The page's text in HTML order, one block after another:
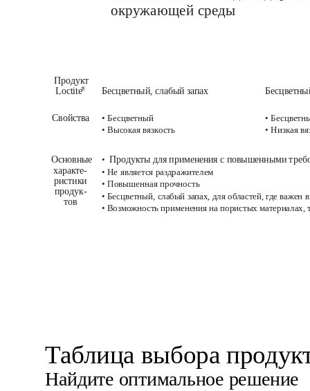
окружающей среды
Продукт
Loctite® Бесцветный, слабый запах
Свойства
• Бесцветный
• Высокая вязкость
•
• Низкая
Основные
характе-
ристики
продук-
тов
• Продукты для применения с повышенными
• Не является раздражителем
• Повышенная прочность
• Бесцветный, слабый запах, для областей, где важен
• Возможность применения на пористых материалах,
Таблица выбора
Найдите оптимальное решение